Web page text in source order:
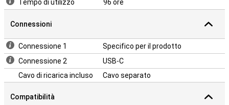
Tempo di utilizzo
96 ore
Connessioni
Connessione 1
Specifico per il prodotto
Connessione 2
USB-C
Cavo di ricarica incluso
Cavo separato
Compatibilità